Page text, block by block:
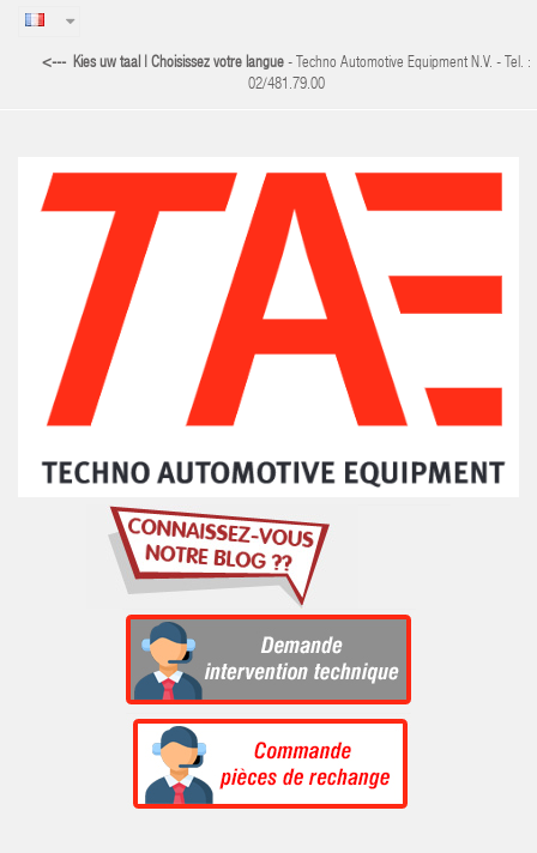
<--- Kies uw taal | Choisissez votre langue - Techno Automotive Equipment N.V. - Tel. :
02/481.79.00